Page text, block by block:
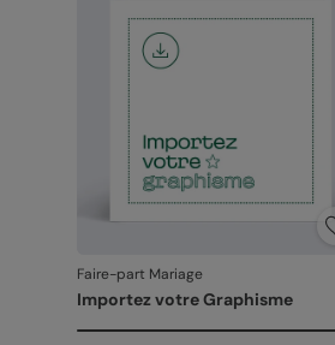
Faire-part Mariage
Importez votre Graphisme